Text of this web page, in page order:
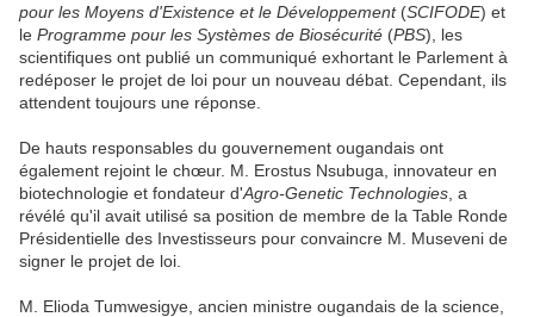
pour les Moyens d'Existence et le Développement(SCIFODE) et
le Programme pour les Systèmes de Biosécurité (PBS), les
scientifiques ont publié un communiqué exhortant le Parlement à
redéposer le projet de loi pour un nouveau débat. Cependant, ils
attendent toujours une réponse.
De hauts responsables du gouvernement ougandais ont
également rejoint le chœur. M. Erostus Nsubuga, innovateur en
biotechnologie et fondateur d'Agro-Genetic Technologies , a
révélé qu'il avait utilisé sa position de membre de la Table Ronde
Présidentielle des Investisseurs pour convaincre M. Museveni de
signer le projet de loi.
M. Elioda Tumwesigye, ancien ministre ougandais de la science,